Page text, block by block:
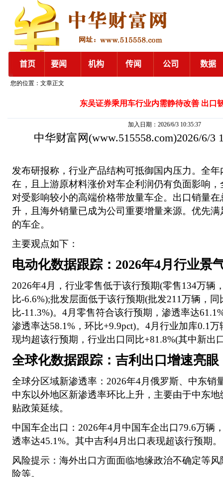
您的位置：文章正文
东吴证券乘用车行业内需静待改善 出口
加入日期：2026/6/3 10:35:37
中华财富网 (www.515558.com)2026/6/3
发布研报称，行业产品结构可抵御国内压力。全
在，且上游原材料涨价对车企利润仍有负面影响
对受影响较小的高端价格带放量车企。出口销量
升，且海外销量已成为公司重要增量来源。优先
的车企。
主要观点如下：
电动化数据跟踪：2026年4月行业景
2026年4月，行业零售低于该行预期(零售134万辆
比-6.6%);批发层面低于该行预期(批发211万辆，同
比-11.3%)。4月零售符合该行预期，渗透率达
渗透率达58.1%，环比+9.9pct)。4月行业加库0.1
现均超该行预期，行业出口同比+81.8%(其中新出
全球化数据跟踪：吉利出口增速亮眼
全球分区域新渗透率：2026年4月俄罗斯、中东销
中东以外地区新渗透率环比上升，主要由于中东
贴政策延续。
中国车企出口：2026年4月中国车企出口79.6万辆
透率达45.1%。其中吉利4月出口表现超该行预期。
风险提示：海外出口方面面临地缘政治不确定等
险等。